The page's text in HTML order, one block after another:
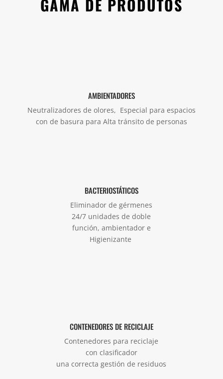
GAMA DE PRODUTOS
AMBIENTADORES
Neutralizadores de olores, Especial para espacios
con de basura para Alta tránsito de personas
BACTERIOSTÁTICOS
Eliminador de gérmenes
24/7 unidades de doble
función, ambientador e
Higienizante
CONTENEDORES DE RECICLAJE
Contenedores para reciclaje
con clasificador
una correcta gestión de residuos